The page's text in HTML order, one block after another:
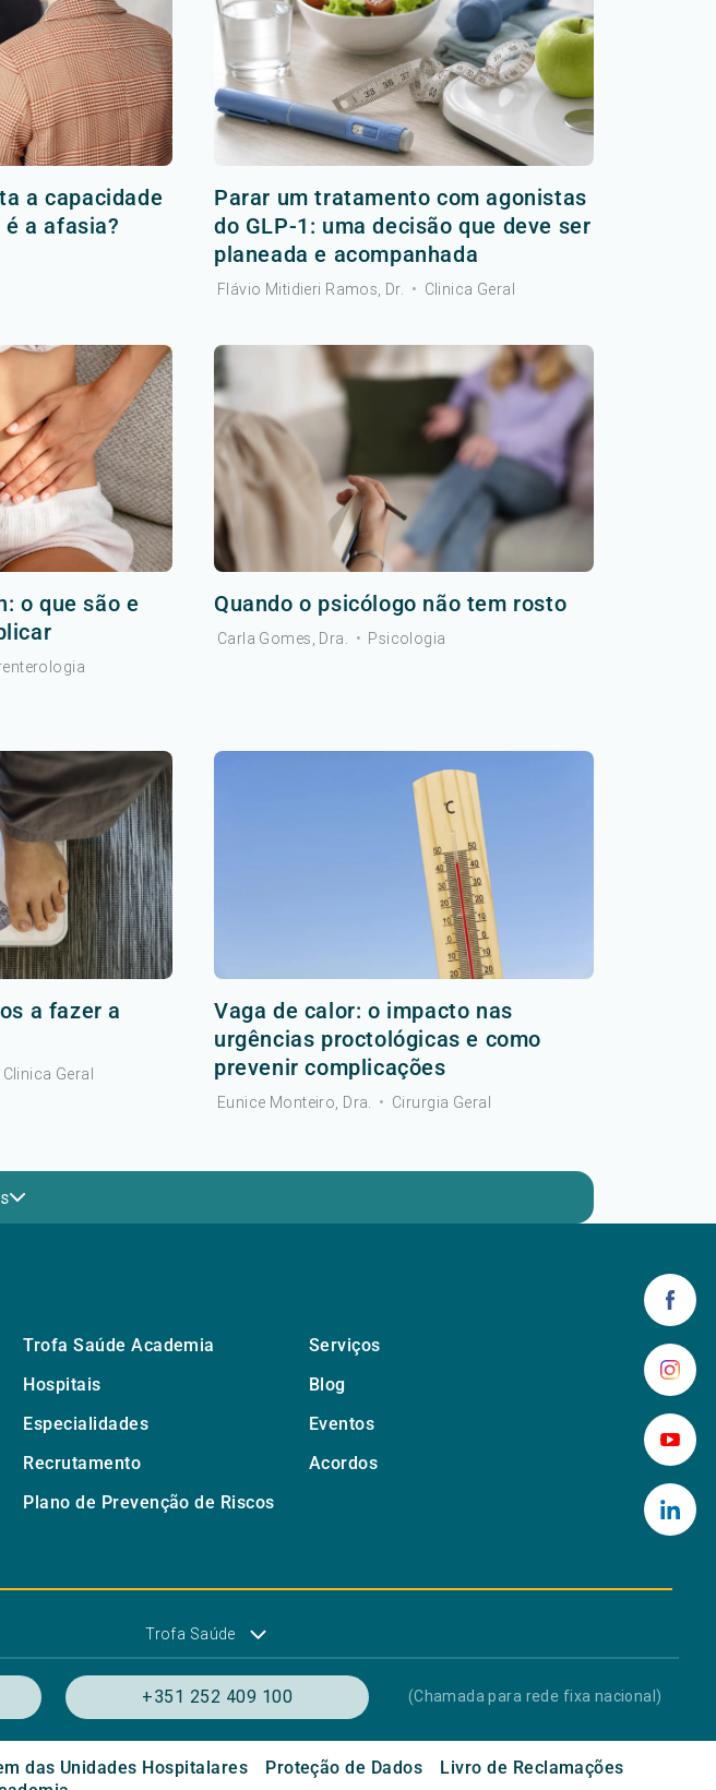
a capacidade
a afasia?
Parar um tratamento com agonistas
do GLP-1: uma decisão que deve ser
planeada e acompanhada
Flávio Mitidieri Ramos, Dr. • Clinica Geral
o que são e
Quando o psicólogo não tem rosto
Carla Gomes, Dra. • Psicologia
a fazer a
Clinica Geral
Vaga de calor: o impacto nas
urgências proctológicas e como
prevenir complicações
Eunice Monteiro, Dra. • Cirurgia Geral
Trofa Saúde Academia
Serviços
Hospitais
Blog
Especialidades
Eventos
Recrutamento
Acordos
Plano de Prevenção de Riscos
Trofa Saúde
+351 252 409 100 (Chamada para rede fixa nacional)
das Unidades Hospitalares Proteção de Dados
Livro de Reclamações